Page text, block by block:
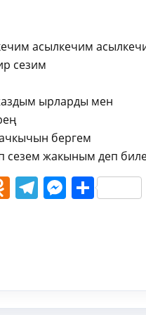
асылкечим
сезим
ырларды мен
бергем
сезем жакыным деп
Telegram
Share